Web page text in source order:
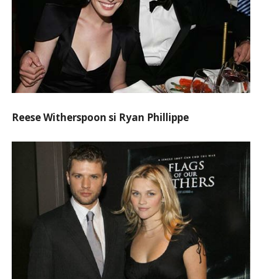
Reese Witherspoon si Ryan Phillippe